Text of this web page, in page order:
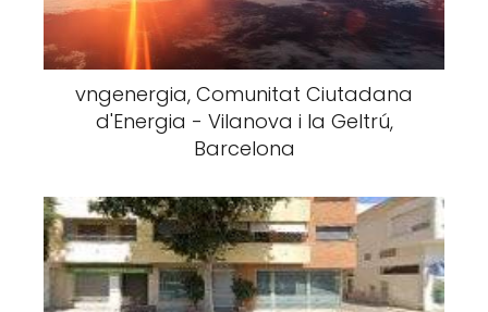
vngenergia, Comunitat Ciutadana
d'Energia - Vilanova i la Geltrú,
Barcelona